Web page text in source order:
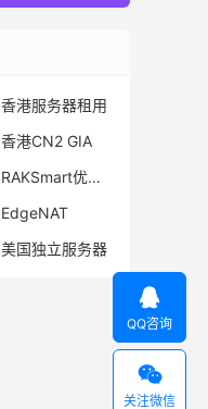
香港服务器租用
香港CN2 GIA
RAKSmart优惠码
EdgeNAT
美国独立服务器

QQ咨询

关注微信